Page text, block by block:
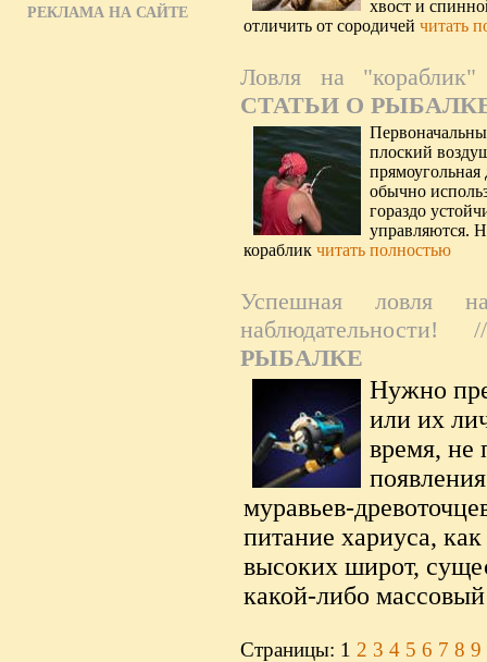
РЕКЛАМА НА САЙТЕ
хвост и
отличить от сородичей читать
Ловля на
СТАТЬИ О
плоский
обычно
гораздо
управляются.
кораблик читать полностью
Успешная ловля
наблюдательности!
РЫБАЛКЕ
Нужно
или их
время, не
муравьев-
питание хариуса,
высоких широт,
какой-либо
Страницы: 1 2 3 4 5 6 7 8 9